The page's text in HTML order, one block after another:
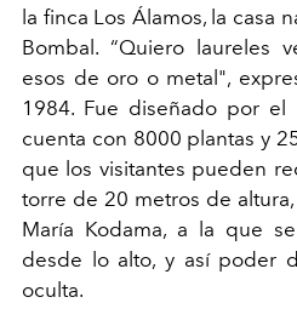
la finca Los Álamos, la casa
Bombal. “Quiero laureles
esos de oro o metal",
1984. Fue diseñado por el
cuenta con 8000 plantas y
que los visitantes pueden
torre de 20 metros de
María Kodama, a la que
desde lo alto, y así poder
oculta.